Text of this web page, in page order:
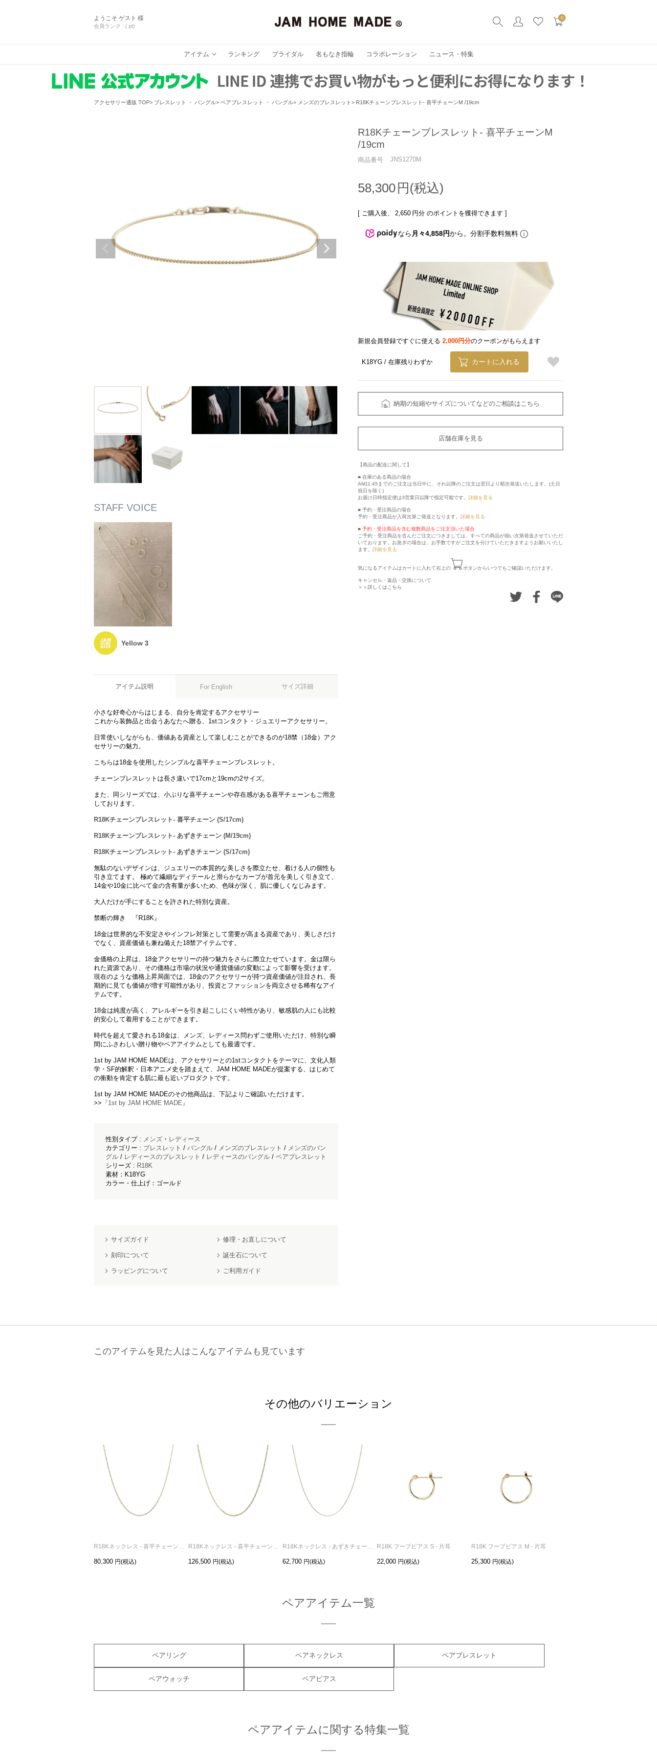
ようこそ ゲスト 様
会員ランク : ( pt)
0
アイテム ランキング ブライダル 名もなき指輪 コラボレーション ニュース・特集
アクセサリー通販 TOP ブレスレット ・ バングル ペアブレスレット ・ バングル メンズのブレスレット R18Kチェーンブレスレット- 喜平チェーンM /19cm
Yellow 3
アイテム説明 For English サイズ詳細
小さな好奇心からはじまる、自分を肯定するアクセサリー
これから装飾品と出会うあなたへ贈る、1stコンタクト・ジュエリーアクセサリー。
日常使いしながらも、価値ある資産として楽しむことができるのが18禁（18金）アク
セサリーの魅力。
こちらは18金を使用したシンプルな喜平チェーンブレスレット。
チェーンブレスレットは長さ違いで17cmと19cmの2サイズ。
また、同シリーズでは、小ぶりな喜平チェーンや存在感がある喜平チェーンもご用意
しております。
R18Kチェーンブレスレット- 喜平チェーン (S/17cm)
R18Kチェーンブレスレット- あずきチェーン (M/19cm)
R18Kチェーンブレスレット- あずきチェーン (S/17cm)
無駄のないデザインは、ジュエリーの本質的な美しさを際立たせ、着ける人の個性も
引き立てます。 極めて繊細なディテールと滑らかなカーブが首元を美しく引き立て、
14金や10金に比べて金の含有量が多いため、色味が深く、肌に優しくなじみます。
大人だけが手にすることを許された特別な資産。
禁断の輝き 『R18K』
18金は世界的な不安定さやインフレ対策として需要が高まる資産であり、美しさだけ
でなく、資産価値も兼ね備えた18禁アイテムです。
金価格の上昇は、18金アクセサリーの持つ魅力をさらに際立たせています。金は限ら
れた資源であり、その価格は市場の状況や通貨価値の変動によって影響を受けます。
現在のような価格上昇局面では、18金のアクセサリーが持つ資産価値が注目され、長
期的に見ても価値が増す可能性があり、投資とファッションを両立させる稀有なアイ
テムです。
18金は純度が高く、アレルギーを引き起こしにくい特性があり、敏感肌の人にも比較
的安心して着用することができます。
時代を超えて愛される18金は、メンズ、レディース問わずご使用いただけ、特別な瞬
間にふさわしい贈り物やペアアイテムとしても最適です。
1st by JAM HOME MADEは、アクセサリーとの1stコンタクトをテーマに、文化人類
学・SF的解釈・日本アニメ史を踏まえて、JAM HOME MADEが提案する、はじめて
の衝動を肯定する肌に最も近いプロダクトです。
1st by JAM HOME MADEのその他商品は、下記よりご確認いただけます。
>> 『1st by JAM HOME MADE』
性別タイプ : メンズ ・ レディース
カテゴリー : ブレスレット / バングル / メンズのブレスレット / メンズのバン
グル / レディースのブレスレット / レディースのバングル / ペアブレスレット
シリーズ : R18K
素材：K18YG
カラー・仕上げ：ゴールド
サイズガイド 修理・お直しについて
刻印について 誕生石について
ラッピングについて ご利用ガイド
R18Kチェーンブレスレット- 喜平チェーンM
/19cm
商品番号 JNS1270M
58,300
[ ご購入後、 2,650 円分 のポイントを獲得できます ]
なら 月々4,858円から。分割手数料無料
新規会員登録ですぐに使える 2,000円分のクーポンがもらえます
K18YG 在庫残りわずか カートに入れる
納期の短縮やサイズについてなどのご相談はこちら
店舗在庫を見る
【商品の配送に関して】
■ 在庫のある商品の場合
AM11:45までのご注文は当日中に、それ以降のご注文は翌日より順次発送いたします。(土日
祝日を除く)
お届け日時指定便は3営業日以降で指定可能です。 詳細を見る
■ 予約・受注商品の場合
予約・受注商品が入荷次第ご発送となります。 詳細を見る
■ 予約・受注商品を含む複数商品をご注文頂いた場合
ご予約・受注商品を含んだご注文につきましては、すべての商品が揃い次第発送させていただ
いております。お急ぎの場合は、お手数ですがご注文を分けていただきますようお願いいたし
ます。 詳細を見る
気になるアイテムはカートに入れて右上の ボタンからいつでもご確認いただけます。
キャンセル・返品・交換について
＞＞詳しくはこちら
このアイテムを見た人はこんなアイテムも見ています
その他のバリエーション
R18Kネックレス - 喜平チェーン S /45cm
80,300
R18Kネックレス - 喜平チェーン M /45cm
126,500
R18Kネックレス - あずきチェーン /45cm
62,700
R18K フープピアス S - 片耳
22,000
R18K フープピアス M - 片耳
25,300
ペアアイテム一覧
ペアリング ペアネックレス ペアブレスレット
ペアウォッチ ペアピアス
ペアアイテムに関する特集一覧